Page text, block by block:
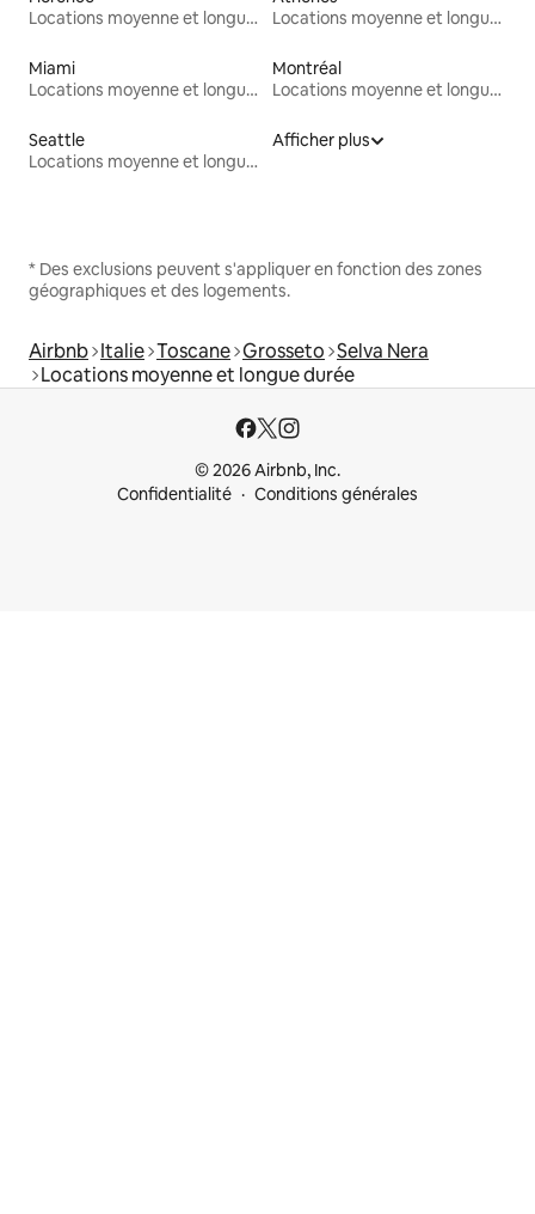
Locations moyenne et longue durée
Locations moyenne et longue durée
Miami
Locations moyenne et longue durée
Montréal
Locations moyenne et longue durée
Seattle
Locations moyenne et longue durée
Afficher plus
* Des exclusions peuvent s'appliquer en fonction des zones
géographiques et des logements.
Airbnb Italie Toscane Grosseto Selva Nera
Locations moyenne et longue durée
© 2026 Airbnb, Inc.
Confidentialité
Conditions générales